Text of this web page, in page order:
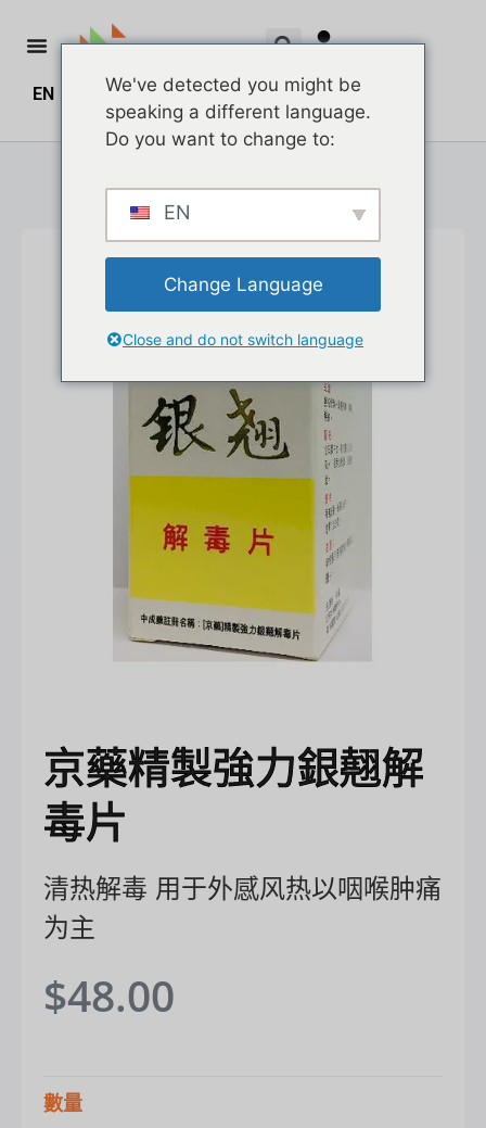
EN ZH_HK $0.00 0
京藥精製強力銀翹解
毒片
清热解毒 用于外感风热以咽喉肿痛
为主
$48.00
數量
We've detected you might be
speaking a different language.
Do you want to change to:
EN
Change Language
Close and do not switch language